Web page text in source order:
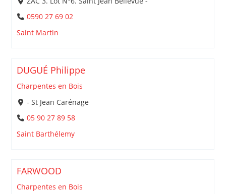
0590 27 69 02
Saint Martin
DUGUÉ Philippe
Charpentes en Bois
- St Jean Carénage
05 90 27 89 58
Saint Barthélemy
FARWOOD
Charpentes en Bois